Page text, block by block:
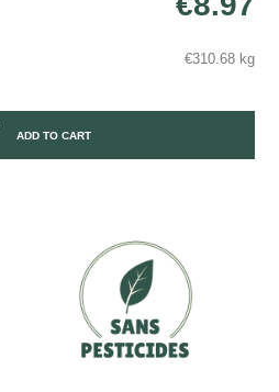
€310.68 kg
ADD TO CART